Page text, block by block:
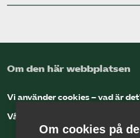
Om den här webbplatsen
Vi använder cookies – vad är
Vår dataskyddspolicy
Om cookies på